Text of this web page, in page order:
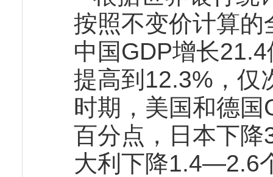
按照不变价计算
中国GDP增长
提高到12.3%，仅
时期，美国和德
百分点，日本下
大利下降1.4—2.6